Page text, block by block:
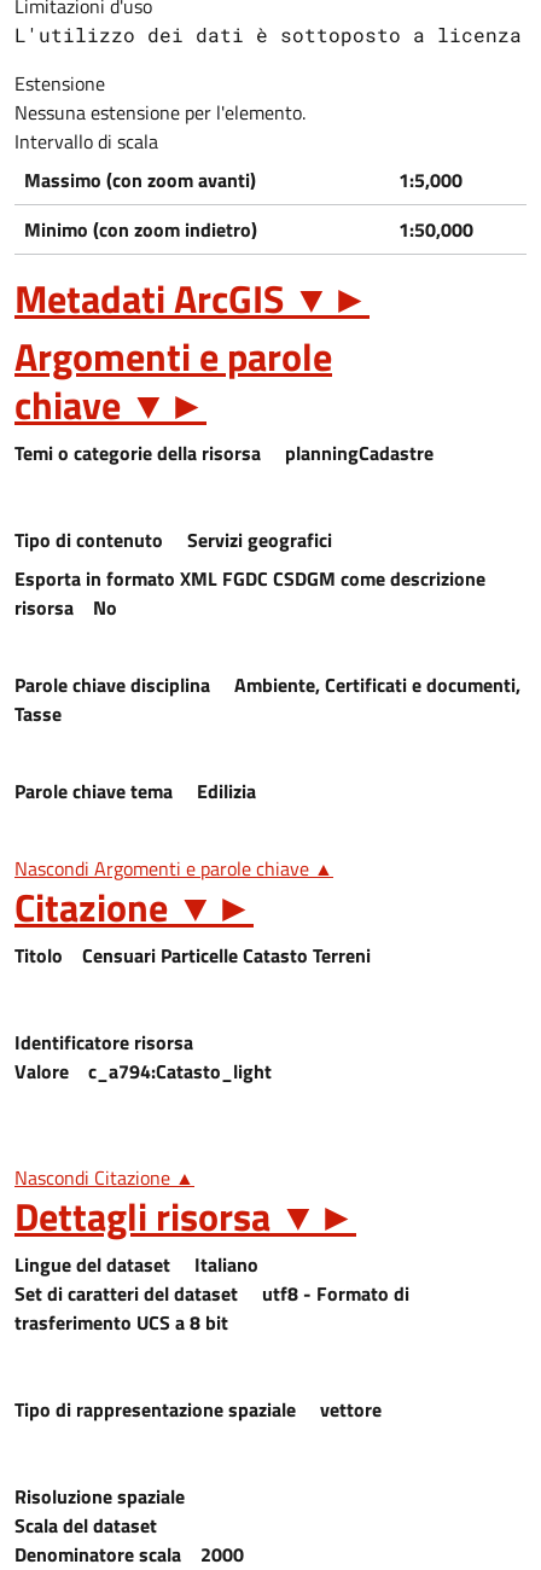
Limitazioni d'uso
L'utilizzo dei dati è sottoposto a licenza
Estensione
Nessuna estensione per l'elemento.
Intervallo di scala
Massimo (con zoom avanti)
1:5,000
Minimo (con zoom indietro)
1:50,000
Metadati ArcGIS ▼ ►
Argomenti e parole
chiave ▼ ►
Temi o categorie della risorsa planningCadastre
Tipo di contenuto Servizi geografici
Esporta in formato XML FGDC CSDGM come descrizione
risorsa No
Parole chiave disciplina Ambiente, Certificati e documenti,
Tasse
Parole chiave tema Edilizia
Nascondi Argomenti e parole chiave ▲
Citazione ▼ ►
Titolo Censuari Particelle Catasto Terreni
Identificatore risorsa
Valore c_a794:Catasto_light
Nascondi Citazione ▲
Dettagli risorsa ▼ ►
Lingue del dataset Italiano
Set di caratteri del dataset utf8 - Formato di
trasferimento UCS a 8 bit
Tipo di rappresentazione spaziale vettore
Risoluzione spaziale
Scala del dataset
Denominatore scala 2000